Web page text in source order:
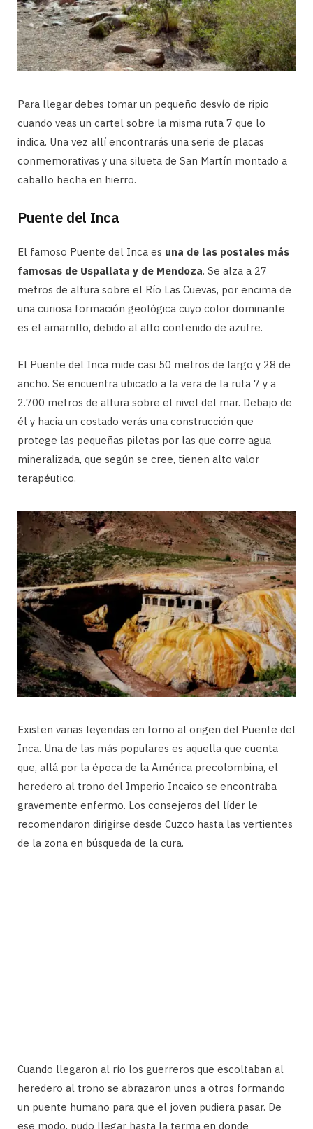
Para llegar debes tomar un pequeño desvío de ripio
cuando veas un cartel sobre la misma ruta 7 que lo
indica. Una vez allí encontrarás una serie de placas
conmemorativas y una silueta de San Martín montado a
caballo hecha en hierro.
Puente del Inca
El famoso Puente del Inca es una de las postales más
famosas de Uspallata y de Mendoza. Se alza a 27
metros de altura sobre el Río Las Cuevas, por encima de
una curiosa formación geológica cuyo color dominante
es el amarrillo, debido al alto contenido de azufre.
El Puente del Inca mide casi 50 metros de largo y 28 de
ancho. Se encuentra ubicado a la vera de la ruta 7 y a
2.700 metros de altura sobre el nivel del mar. Debajo de
él y hacia un costado verás una construcción que
protege las pequeñas piletas por las que corre agua
mineralizada, que según se cree, tienen alto valor
terapéutico.
Existen varias leyendas en torno al origen del Puente del
Inca. Una de las más populares es aquella que cuenta
que, allá por la época de la América precolombina, el
heredero al trono del Imperio Incaico se encontraba
gravemente enfermo. Los consejeros del líder le
recomendaron dirigirse desde Cuzco hasta las vertientes
de la zona en búsqueda de la cura.
Cuando llegaron al río los guerreros que escoltaban al
heredero al trono se abrazaron unos a otros formando
un puente humano para que el joven pudiera pasar. De
ese modo, pudo llegar hasta la terma en donde